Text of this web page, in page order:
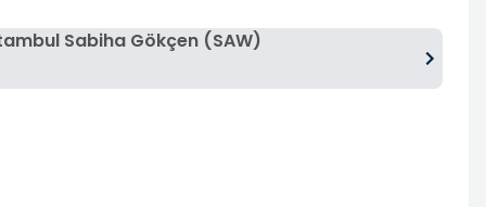
Sabiha Gökçen (SAW)